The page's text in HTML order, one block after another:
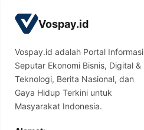
Vospay.id
Vospay.id adalah Portal Informasi
Seputar Ekonomi Bisnis, Digital &
Teknologi, Berita Nasional, dan
Gaya Hidup Terkini untuk
Masyarakat Indonesia.